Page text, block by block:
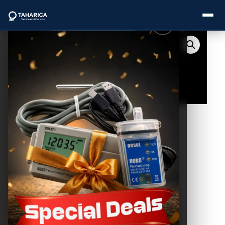
Categories
Brands
Service
Industries
Blogs